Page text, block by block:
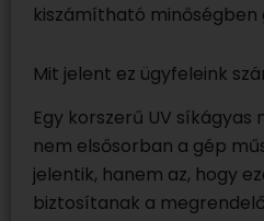
kiszámítható minőségben
Mit jelent ez ügyfeleink
Egy korszerű UV
nem elsősorban a gép
jelentik, hanem az, hogy
biztosítanak a